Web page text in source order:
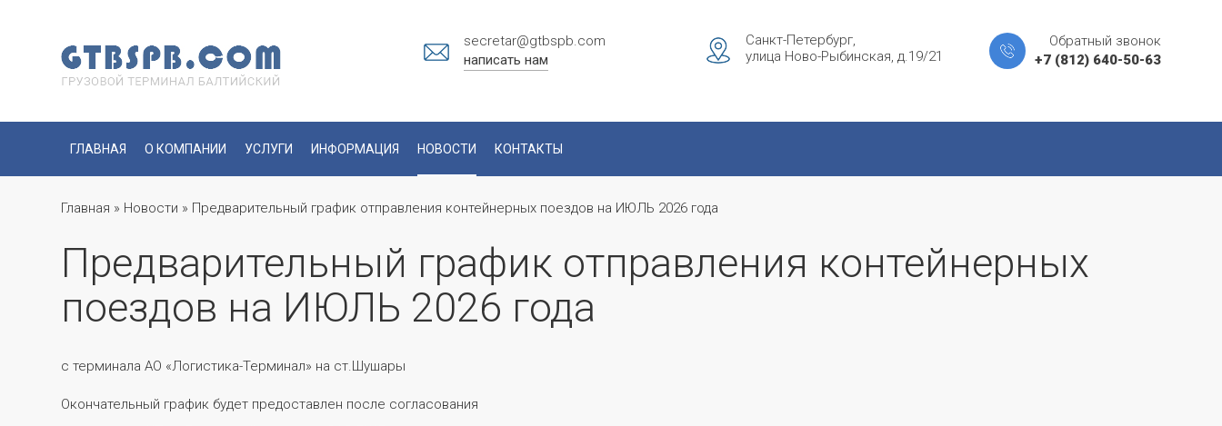
secretar@gtbspb.com
написать нам
Санкт-Петербург,
улица Ново-Рыбинская, д.19/21
Обратный звонок
+7 (812) 640-50-63
ГЛАВНАЯ О КОМПАНИИ УСЛУГИ ИНФОРМАЦИЯ НОВОСТИ КОНТАКТЫ
Главная » Новости » Предварительный график отправления контейнерных поездов на ИЮЛЬ 2026 года
Предварительный график отправления контейнерных
поездов на ИЮЛЬ 2026 года
с терминала АО «Логистика-Терминал» на ст.Шушары
Окончательный график будет предоставлен после согласования